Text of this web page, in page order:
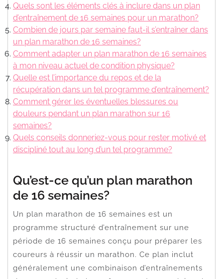
Quels sont les éléments clés à inclure dans un plan
d’entraînement de 16 semaines pour un marathon?
Combien de jours par semaine faut-il s’entraîner dans
un plan marathon de 16 semaines?
Comment adapter un plan marathon de 16 semaines
à mon niveau actuel de condition physique?
Quelle est l’importance du repos et de la
récupération dans un tel programme d’entraînement?
Comment gérer les éventuelles blessures ou
douleurs pendant un plan marathon sur 16
semaines?
Quels conseils donneriez-vous pour rester motivé et
discipliné tout au long d’un tel programme?
Qu’est-ce qu’un plan marathon
de 16 semaines?
Un plan marathon de 16 semaines est un
programme structuré d’entraînement sur une
période de 16 semaines conçu pour préparer les
coureurs à réussir un marathon. Ce plan inclut
généralement une combinaison d’entraînements